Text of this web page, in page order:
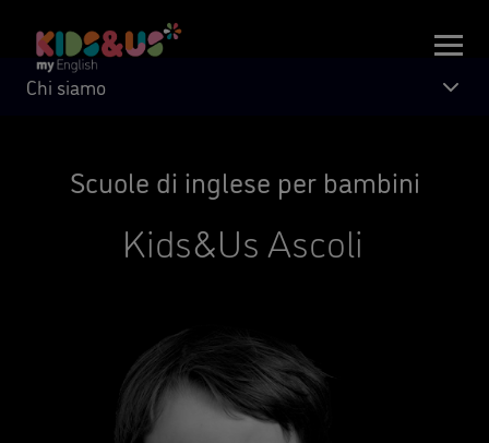
Scuole di inglese per bambini
Kids&Us Ascoli
Chi siamo